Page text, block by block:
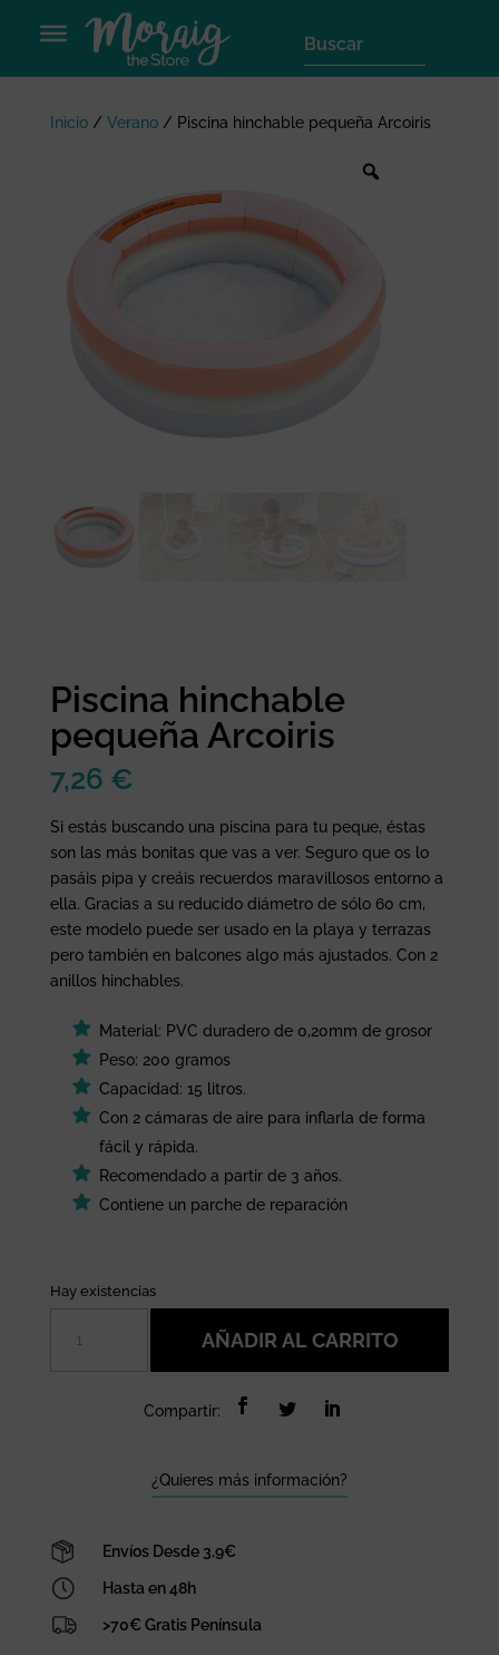
Inicio/ Verano/ Piscina hinchable pequeña Arcoiris
Piscina hinchable
pequeña Arcoiris
7,26 €
Si estás buscando una piscina para tu peque, éstas
son las más bonitas que vas a ver. Seguro que os lo
pasáis pipa y creáis recuerdos maravillosos entorno a
ella. Gracias a su reducido diámetro de sólo 60 cm,
este modelo puede ser usado en la playa y terrazas
pero también en balcones algo más ajustados. Con 2
anillos hinchables.
Material: PVC duradero de 0,20mm de grosor
Peso: 200 gramos
Capacidad: 15 litros.
Con 2 cámaras de aire para inflarla de forma
fácil y rápida.
Recomendado a partir de 3 años.
Contiene un parche de reparación
Hay existencias
hinchable
AÑADIR AL CARRITO
Compartir:
¿Quieres más información?
Envíos Desde 3,9€
Hasta en 48h
>70€ Gratis Península